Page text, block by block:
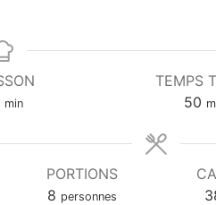
m
n
min
TEMPS
50 m
n
u
t
PORTIONS
8 personnes